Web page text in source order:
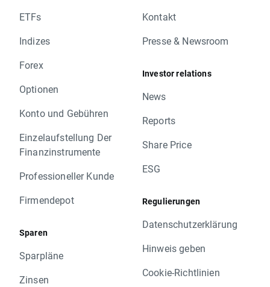
ETFs
Indizes
Forex
Optionen
Konto und Gebühren
Einzelaufstellung Der
Finanzinstrumente
Professioneller Kunde
Firmendepot
Sparen
Sparpläne
Zinsen
Kontakt
Presse & Newsroom
Investor relations
News
Reports
Share Price
ESG
Regulierungen
Datenschutzerklärung
Hinweis geben
Cookie-Richtlinien